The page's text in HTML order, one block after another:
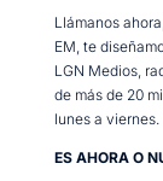
Llámanos
EM, te
LGN Medios,
de más de 20
lunes a viernes.
ES AHORA O